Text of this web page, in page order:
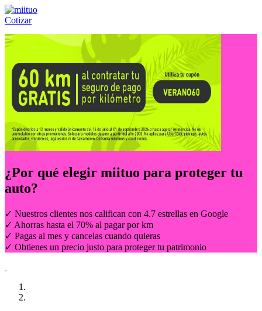
Cotizar
Llámanos al:(55) 84-21-05-00 ó
¿Por qué elegir miituo para proteger tu
auto?
✓ Nuestros clientes nos califican con 4.7 estrellas en Google
✓ Ahorras hasta el 70% al pagar por km
✓ Pagas al mes y cancelas cuando quieras
✓ Obtienes un precio justo para proteger tu patrimonio